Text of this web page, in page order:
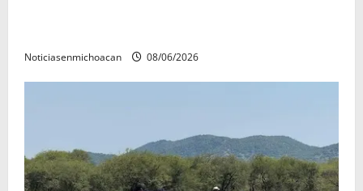
Noticiasenmichoacan 08/06/2026